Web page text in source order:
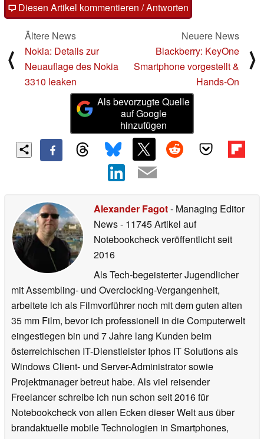
Diesen Artikel kommentieren / Antworten
⟨
Ältere News
Nokia: Details zur
Neuauflage des Nokia
3310 leaken
Neuere News
Blackberry: KeyOne
Smartphone vorgestellt &
Hands-On
⟩
Als bevorzugte Quelle
auf Google
hinzufügen
Alexander Fagot- Managing Editor
News- 11745 Artikel auf
Notebookcheck veröffentlichtseit
2016
Als Tech-begeisterter Jugendlicher
mit Assembling- und Overclocking-Vergangenheit,
arbeitete ich als Filmvorführer noch mit dem guten alten
35 mm Film, bevor ich professionell in die Computerwelt
eingestiegen bin und 7 Jahre lang Kunden beim
österreichischen IT-Dienstleister Iphos IT Solutions als
Windows Client- und Server-Administrator sowie
Projektmanager betreut habe. Als viel reisender
Freelancer schreibe ich nun schon seit 2016 für
Notebookcheck von allen Ecken dieser Welt aus über
brandaktuelle mobile Technologien in Smartphones,